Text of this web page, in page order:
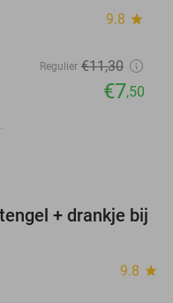
9.8 star
Regulier €11,30
€7,50
34%
+ drankje bij
9.8 star